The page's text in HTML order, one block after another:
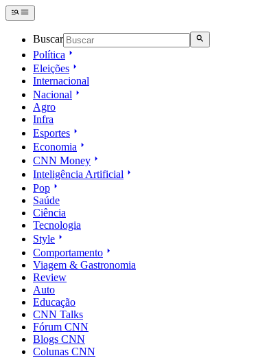
Buscar
Política
Eleições
Internacional
Nacional
Agro
Infra
Esportes
Economia
CNN Money
Inteligência Artificial
Pop
Saúde
Ciência
Tecnologia
Style
Comportamento
Viagem & Gastronomia
Review
Auto
Educação
CNN Talks
Fórum CNN
Blogs CNN
Colunas CNN